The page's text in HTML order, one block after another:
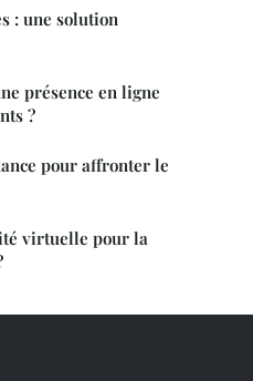
: une solution
présence en ligne
?
pour affronter le
virtuelle pour la